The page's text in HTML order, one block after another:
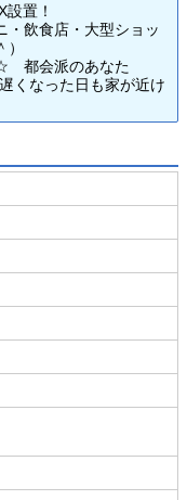
置！
飲食店・大型ショッ
都会派のあなた
くなった日も家が近け